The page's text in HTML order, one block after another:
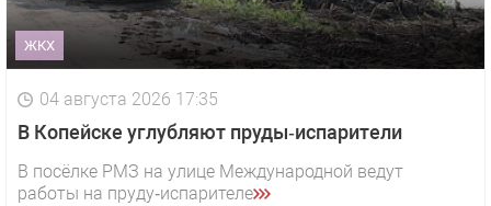
ЖКХ
04 августа 2026 17:35
В Копейске углубляют пруды‑испарители
В посёлке РМЗ на улице Международной ведут
работы на пруду‑испарителе